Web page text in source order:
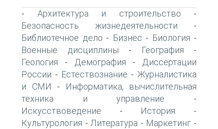
- Архитектура и строительство -
Безопасность жизнедеятельности -
Библиотечное дело - Бизнес - Биология -
Военные дисциплины - География -
Геология - Демография -
Диссертации
России - Естествознание - Журналистика
и СМИ -
Информатика, вычислительная
техника и управление -
Искусствоведение - История -
Культурология - Литература - Маркетинг -